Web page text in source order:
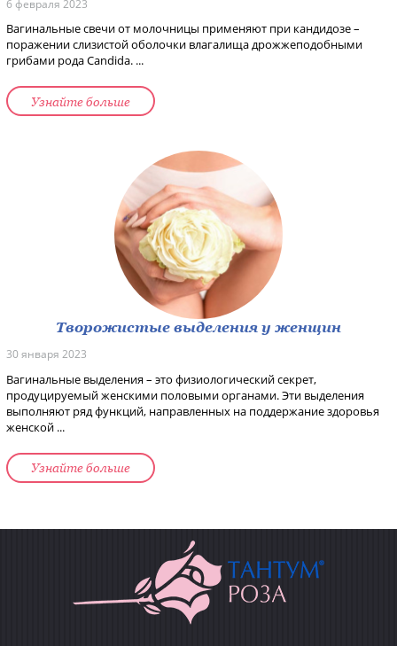
6 февраля 2023
Вагинальные свечи от молочницы применяют при кандидозе –
поражении слизистой оболочки влагалища дрожжеподобными
грибами рода Candida. ...
Узнайте больше
Творожистые выделения у женщин
30 января 2023
Вагинальные выделения – это физиологический секрет,
продуцируемый женскими половыми органами. Эти выделения
выполняют ряд функций, направленных на поддержание здоровья
женской ...
Узнайте больше